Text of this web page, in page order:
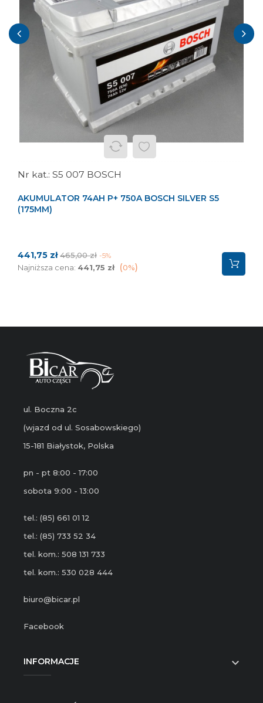
S5 007 BOSCH
AKUMULATOR 74AH P+ 750A BOSCH SILVER S5
(175MM)
Cena
441,75 zł Cena
podstawowa
465,00 zł -5%
Najniższa cena: 441,75 zł 0%
ul. Boczna 2c
(wjazd od ul. Sosabowskiego)
15-181 Białystok, Polska
pn - pt 8:00 - 17:00
sobota 9:00 - 13:00
tel.: (85) 661 01 12
tel.: (85) 733 52 34
tel. kom.: 508 131 733
tel. kom.: 530 028 444
biuro@bicar.pl
Facebook
INFORMACJE 